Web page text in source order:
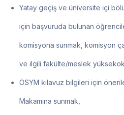
Yatay geçiş ve üniversite içi
için başvuruda bulunan
komisyona sunmak, komisyon
ve ilgili fakülte/meslek
ÖSYM kılavuz bilgileri için
Makamına sunmak,